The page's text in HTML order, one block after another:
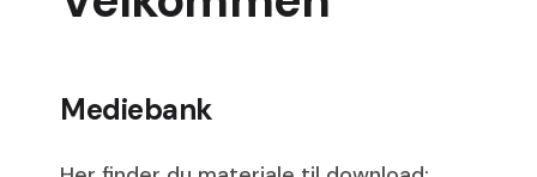
Mediebank